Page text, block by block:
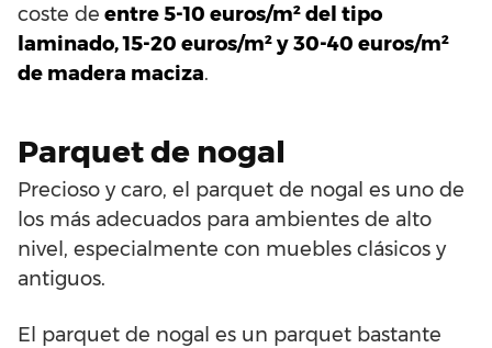
coste de entre 5-10 euros/m² del tipo
laminado, 15-20 euros/m² y 30-40 euros/m²
de madera maciza.
Parquet de nogal
Precioso y caro, el parquet de nogal es uno de
los más adecuados para ambientes de alto
nivel, especialmente con muebles clásicos y
antiguos.
El parquet de nogal es un parquet bastante